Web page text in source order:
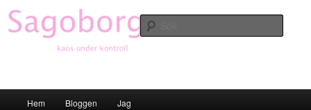
Hoppa
till
primärt
Hem Bloggen Jag